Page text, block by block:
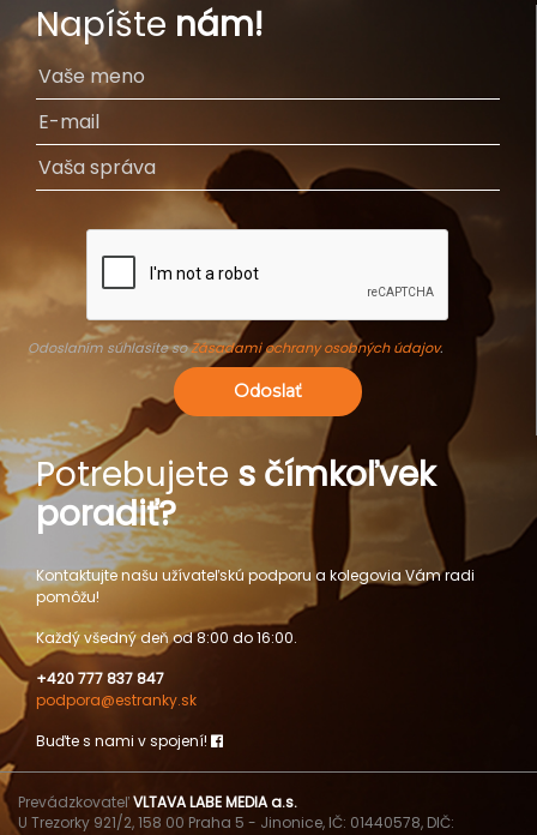
Napíšte nám!
Odoslaním súhlasíte soZásadami ochrany osobných údajov.
Odoslať
Potrebujete s čímkoľvek
poradiť?
Kontaktujte našu užívateľskú podporu a kolegovia Vám radi
pomôžu!
Každý všedný deň od 8:00 do 16:00.
+420 777 837 847
podpora@estranky.sk
Buďte s nami v spojení!
PrevádzkovateľVLTAVA LABE MEDIA a.s.
U Trezorky 921/2, 158 00 Praha 5 - Jinonice, IČ: 01440578, DIČ: